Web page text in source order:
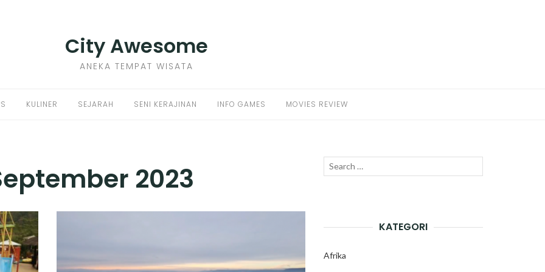
City Awesome
ANEKA TEMPAT WISATA
KULINER SEJARAH SENI KERAJINAN INFO GAMES MOVIES REVIEW
2023
Search
KATEGORI
Afrika